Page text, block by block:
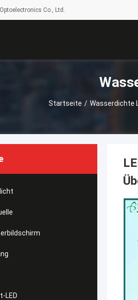
Co., Ltd.
Startseite / Wasserdichte
LED